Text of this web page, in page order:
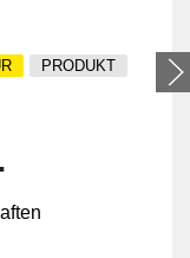
PRODUKT